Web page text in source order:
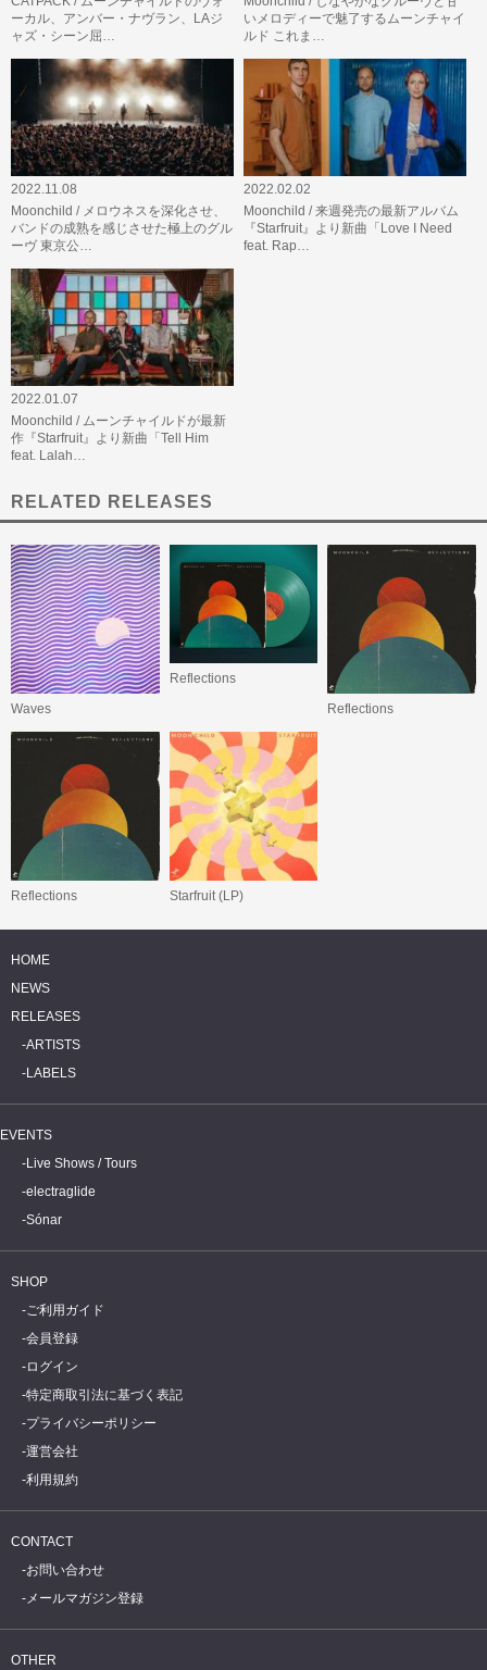
ーカル、アンバー・ナヴラン、LAジ
ャズ・シーン屈…
いメロディーで魅了するムーンチャイ
ルド これま…
2022.11.08
Moonchild / メロウネスを深化させ、
バンドの成熟を感じさせた極上のグル
ーヴ 東京公…
2022.02.02
Moonchild / 来週発売の最新アルバム
『Starfruit』より新曲「Love I Need
feat. Rap…
2022.01.07
Moonchild / ムーンチャイルドが最新
作『Starfruit』より新曲「Tell Him
feat. Lalah…
RELATED RELEASES
Waves
Reflections
Reflections
Reflections Starfruit (LP)
HOME
NEWS
RELEASES
ARTISTS
LABELS
EVENTS
Live Shows / Tours
electraglide
Sónar
SHOP
ご利用ガイド
会員登録
ログイン
特定商取引法に基づく表記
プライバシーポリシー
運営会社
利用規約
CONTACT
お問い合わせ
メールマガジン登録
OTHER